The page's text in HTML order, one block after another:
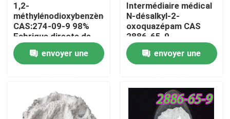
À la maison
Vidéos
1,2-
méthylénodioxybenzène
CAS:274-09-9 98%
Fabrique directe de
haute qualité
envoyer une
Intermédiaire médical
N-désalkyl-2-
oxoquazépam CAS
2886-65-9
Un solide soigné sous
forme solide
envoyer une